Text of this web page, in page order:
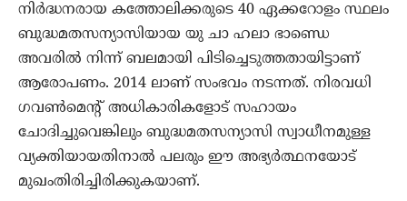
നിര്‍ദ്ധനരായ കത്തോലിക്കരുടെ 40 ഏക്കറോളം സ്ഥലം
ബുദ്ധമതസന്യാസിയായ യു ചാ ഹലാ ഭാണ്ഡെ
അവരില്‍ നിന്ന് ബലമായി പിടിച്ചെടുത്തതായിട്ടാണ്
ആരോപണം. 2014 ലാണ് സംഭവം നടന്നത്. നിരവധി
ഗവണ്‍മെന്റ് അധികാരികളോട് സഹായം
ചോദിച്ചുവെങ്കിലും ബുദ്ധമതസന്യാസി സ്വാധീനമുള്ള
വ്യക്തിയായതിനാല്‍ പലരും ഈ അഭ്യര്‍ത്ഥനയോട്
മുഖംതിരിച്ചിരിക്കുകയാണ്.